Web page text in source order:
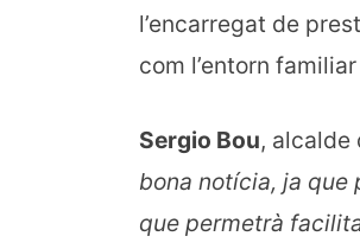
l’encarregat de
com l’entorn
Sergio Bou, alcalde
bona notícia, ja que
que permetrà